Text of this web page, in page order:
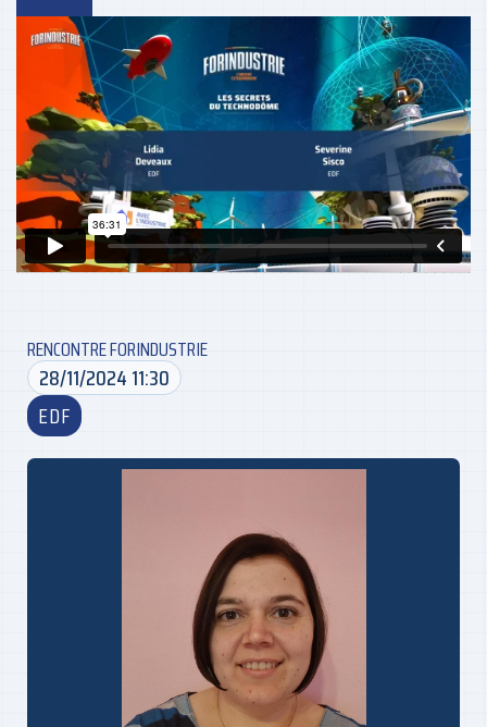
RENCONTRE FORINDUSTRIE
28/11/2024 11:30
EDF